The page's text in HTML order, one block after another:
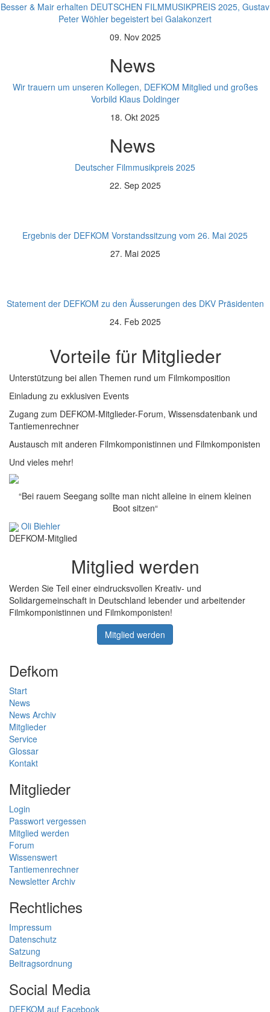
Besser & Mair erhalten DEUTSCHEN FILMMUSIKPREIS 2025, Gustav
Peter Wöhler begeistert bei Galakonzert
09. Nov 2025
News
Wir trauern um unseren Kollegen, DEFKOM Mitglied und großes
Vorbild Klaus Doldinger
18. Okt 2025
News
Deutscher Filmmusikpreis 2025
22. Sep 2025
Ergebnis der DEFKOM Vorstandssitzung vom 26. Mai 2025
27. Mai 2025
Statement der DEFKOM zu den Äusserungen des DKV Präsidenten
24. Feb 2025
Vorteile für Mitglieder
Unterstützung bei allen Themen rund um Filmkomposition
Einladung zu exklusiven Events
Zugang zum DEFKOM-Mitglieder-Forum, Wissensdatenbank und
Tantiemenrechner
Austausch mit anderen Filmkomponistinnen und Filmkomponisten
Und vieles mehr!
“Bei rauem Seegang sollte man nicht alleine in einem kleinen
Boot sitzen“
Oli Biehler
DEFKOM-Mitglied
Mitglied werden
Werden Sie Teil einer eindrucksvollen Kreativ- und
Solidargemeinschaft in Deutschland lebender und arbeitender
Filmkomponistinnen und Filmkomponisten!
Mitglied werden
Defkom
Start
News
News Archiv
Mitglieder
Service
Glossar
Kontakt
Mitglieder
Login
Passwort vergessen
Mitglied werden
Forum
Wissenswert
Tantiemenrechner
Newsletter Archiv
Rechtliches
Impressum
Datenschutz
Satzung
Beitragsordnung
Social Media
DEFKOM auf Facebook